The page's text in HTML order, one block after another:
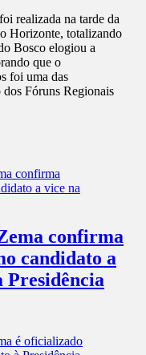
realizada na tarde da
Horizonte, totalizando
Bosco elogiou a
que o
foi uma das
Fóruns Regionais
confirma
candidato a
Presidência